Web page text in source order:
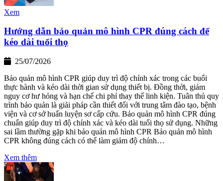
Xem
Hướng dẫn bảo quản mô hình CPR đúng cách để
kéo dài tuổi thọ
25/07/2026
Bảo quản mô hình CPR giúp duy trì độ chính xác trong các buổi
thực hành và kéo dài thời gian sử dụng thiết bị. Đồng thời, giảm
nguy cơ hư hỏng và hạn chế chi phí thay thế linh kiện. Tuân thủ quy
trình bảo quản là giải pháp cần thiết đối với trung tâm đào tạo, bệnh
viện và cơ sở huấn luyện sơ cấp cứu. Bảo quản mô hình CPR đúng
chuẩn giúp duy trì độ chính xác và kéo dài tuổi thọ sử dụng. Những
sai lầm thường gặp khi bảo quản mô hình CPR Bảo quản mô hình
CPR không đúng cách có thể làm giảm độ chính…
Xem thêm